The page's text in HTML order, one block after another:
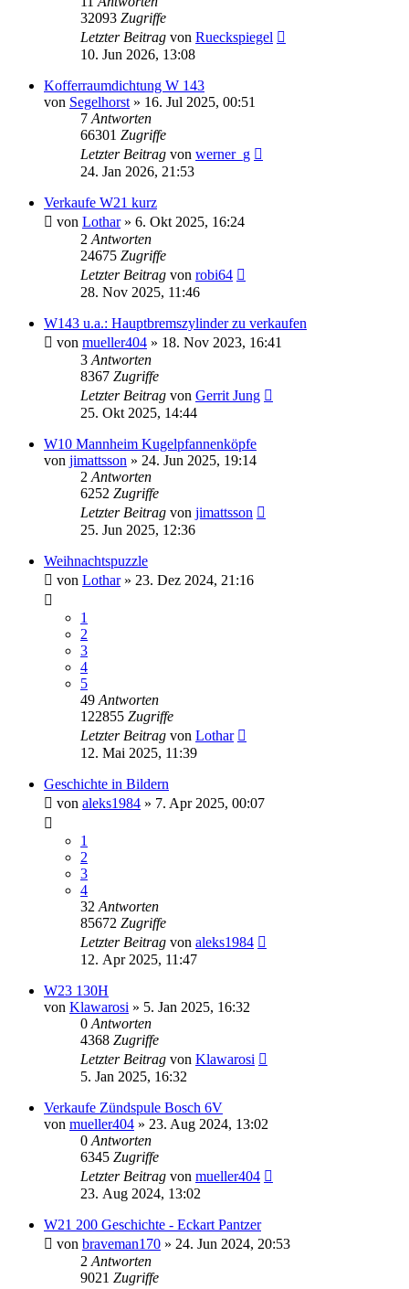
32093 Zugriffe
Letzter Beitrag von Rueckspiegel
10. Jun 2026, 13:08
Kofferraumdichtung W 143
von Segelhorst » 16. Jul 2025, 00:51
7 Antworten
66301 Zugriffe
Letzter Beitrag von werner_g
24. Jan 2026, 21:53
Verkaufe W21 kurz
von Lothar» 6. Okt 2025, 16:24
2 Antworten
24675 Zugriffe
Letzter Beitrag von robi64
28. Nov 2025, 11:46
W143 u.a.: Hauptbremszylinder zu verkaufen
von mueller404 » 18. Nov 2023, 16:41
3 Antworten
8367 Zugriffe
Letzter Beitrag von Gerrit Jung
25. Okt 2025, 14:44
W10 Mannheim Kugelpfannenköpfe
von jimattsson » 24. Jun 2025, 19:14
2 Antworten
6252 Zugriffe
Letzter Beitrag von jimattsson
25. Jun 2025, 12:36
Weihnachtspuzzle
von Lothar» 23. Dez 2024, 21:16
1
2
3
4
5
49 Antworten
122855 Zugriffe
Letzter Beitrag von Lothar
12. Mai 2025, 11:39
Geschichte in Bildern
von aleks1984 » 7. Apr 2025, 00:07
1
2
3
4
32 Antworten
85672 Zugriffe
Letzter Beitrag von aleks1984
12. Apr 2025, 11:47
W23 130H
von Klawarosi » 5. Jan 2025, 16:32
0 Antworten
4368 Zugriffe
Letzter Beitrag von Klawarosi
5. Jan 2025, 16:32
Verkaufe Zündspule Bosch 6V
von mueller404 » 23. Aug 2024, 13:02
0 Antworten
6345 Zugriffe
Letzter Beitrag von mueller404
23. Aug 2024, 13:02
W21 200 Geschichte - Eckart Pantzer
von braveman170 » 24. Jun 2024, 20:53
2 Antworten
9021 Zugriffe